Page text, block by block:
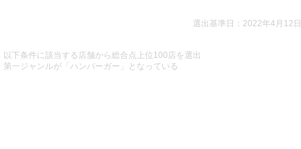
選出基準日：2022年4月12日
以下条件に該当する店舗から総合点上位100店を選出
第一ジャンルが「ハンバーガー」となっている